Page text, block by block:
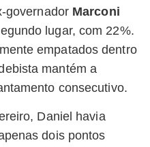
governador Marconi
lugar, com 22%.
empatados dentro
mantém a
consecutivo.
Daniel havia
dois pontos